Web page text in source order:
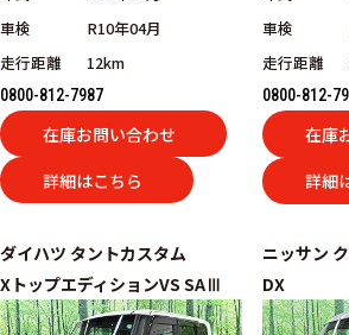
車検
R10年04月
走行距離
12km
0800-812-7987
在庫お問い合わせ
詳細はこちら
車検
走行距離
0800-812-
在庫
詳細
ダイハツ タントカスタム
XトップエディションVS SAⅢ
ニッサン
DX